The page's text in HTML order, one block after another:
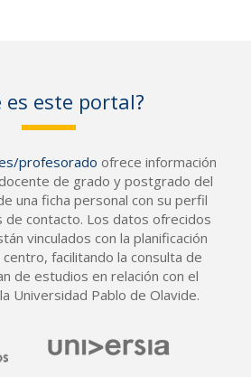
es este portal?
profesorado ofrece información
de grado y postgrado del
una ficha personal con su perfil
de contacto. Los datos ofrecidos
vinculados con la planificación
facilitando la consulta de
de estudios en relación con el
Universidad Pablo de Olavide.